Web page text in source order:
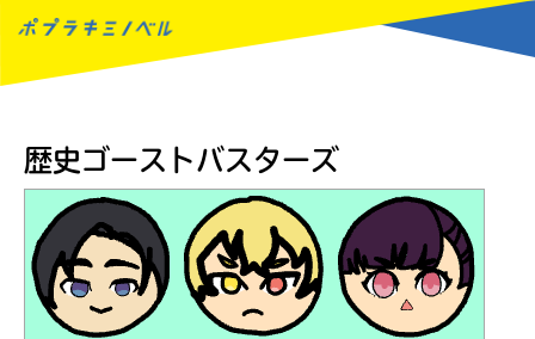
歴史ゴーストバスターズ